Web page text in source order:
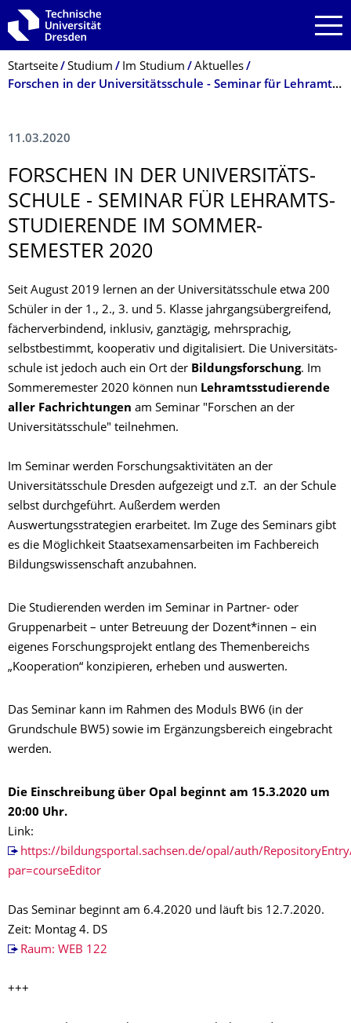
Zur Hauptnavigation springen
Zur Suche springen
Zum Inhalt springen
Breadcrumb-Menü
Startseite Studium Im Studium
Aktuelles
Forschen in der Universitäts­schule - Seminar für Lehramts­studie­rende im Sommer­semester 2020
11.03.2020
FORSCHEN IN DER UNIVERSITÄTS­
SCHULE - SEMINAR FÜR LEHRAMTS­
STUDIE­RENDE IM SOMMER­
SEMESTER 2020
Seit August 2019 lernen an der Universi­täts­schule etwa 200
Schüler in der 1., 2., 3. und 5. Klasse jahrgangs­über­greifend,
fächer­verbin­dend, inklusiv, ganztägig, mehrsprachig,
selbstbestimmt, kooperativ und digitalisiert. Die Universi­täts­
schule ist jedoch auch ein Ort der Bildungsforschung. Im
Sommeremester 2020 können nun Lehramtsstudierende
aller Fachrichtungen am Seminar "Forschen an der
Universitätsschule" teilnehmen.
Im Seminar werden Forschungsaktivitäten an der
Universitätsschule Dresden aufgezeigt und z.T. an der Schule
selbst durchgeführt. Außerdem werden
Auswertungsstrategien erarbeitet. Im Zuge des Seminars gibt
es die Möglichkeit Staatsexamensarbeiten im Fachbereich
Bildungswissenschaft anzubahnen.
Die Studierenden werden im Seminar in Partner- oder
Gruppenarbeit – unter Betreuung der Dozent*innen – ein
eigenes Forschungsprojekt entlang des Themenbereichs
„Kooperation“ konzipieren, erheben und auswerten.
Das Seminar kann im Rahmen des Moduls BW6 (in der
Grundschule BW5) sowie im Ergänzungsbereich eingebracht
werden.
Die Einschreibung über Opal beginnt am 15.3.2020 um
20:00 Uhr.
Link:
https://bildungsportal.sachsen.de/opal/auth/
par=courseEditor
Das Seminar beginnt am 6.4.2020 und läuft bis 12.7.2020.
Zeit: Montag 4. DS
Raum: WEB 122
+++